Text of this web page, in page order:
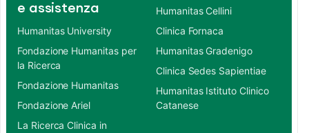
e assistenza
Humanitas University
Fondazione Humanitas per
la Ricerca
Fondazione Humanitas
Fondazione Ariel
La Ricerca Clinica in
Humanitas Cellini
Clinica Fornaca
Humanitas Gradenigo
Clinica Sedes Sapientiae
Humanitas Istituto Clinico
Catanese